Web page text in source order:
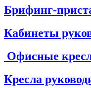
Брифинг-
Кабинеты
Офисные
Кресла